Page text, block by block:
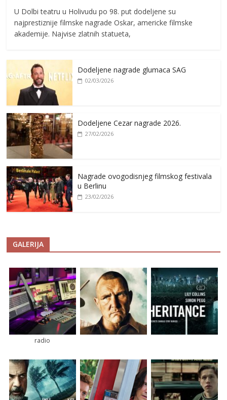
U Dolbi teatru u Holivudu po 98. put dodeljene su
najprestiznije filmske nagrade Oskar, americke filmske
akademije. Najvise zlatnih statueta,
Dodeljene nagrade glumaca SAG
02/03/2026
Dodeljene Cezar nagrade 2026.
27/02/2026
Nagrade ovogodisnjeg filmskog festivala
u Berlinu
23/02/2026
GALERIJA
radio